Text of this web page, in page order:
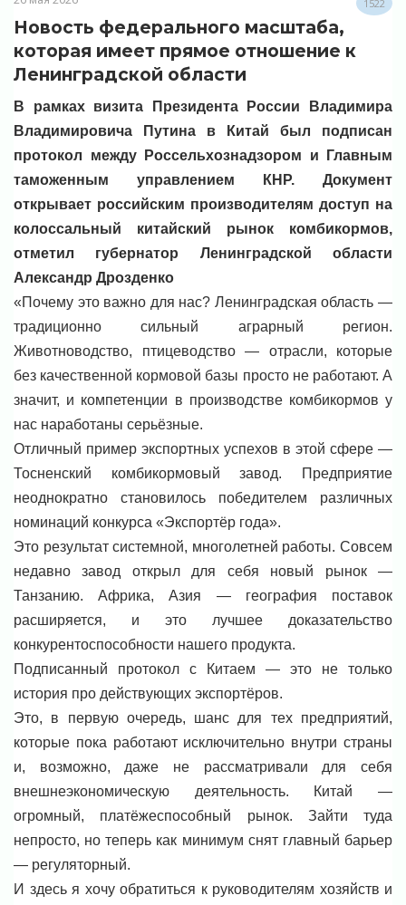
1522
Новость федерального масштаба,
которая имеет прямое отношение к
Ленинградской области
В рамках визита Президента России Владимира
Владимировича Путина в Китай был подписан
протокол между Россельхознадзором и Главным
таможенным управлением КНР. Документ
открывает российским производителям доступ на
колоссальный китайский рынок комбикормов,
отметил губернатор Ленинградской области
Александр Дрозденко
«Почему это важно для нас? Ленинградская область —
традиционно сильный аграрный регион.
Животноводство, птицеводство — отрасли, которые
без качественной кормовой базы просто не работают. А
значит, и компетенции в производстве комбикормов у
нас наработаны серьёзные.
Отличный пример экспортных успехов в этой сфере —
Тосненский комбикормовый завод. Предприятие
неоднократно становилось победителем различных
номинаций конкурса «Экспортёр года».
Это результат системной, многолетней работы. Совсем
недавно завод открыл для себя новый рынок —
Танзанию. Африка, Азия — география поставок
расширяется, и это лучшее доказательство
конкурентоспособности нашего продукта.
Подписанный протокол с Китаем — это не только
история про действующих экспортёров.
Это, в первую очередь, шанс для тех предприятий,
которые пока работают исключительно внутри страны
и, возможно, даже не рассматривали для себя
внешнеэкономическую деятельность. Китай —
огромный, платёжеспособный рынок. Зайти туда
непросто, но теперь как минимум снят главный барьер
— регуляторный.
И здесь я хочу обратиться к руководителям хозяйств и